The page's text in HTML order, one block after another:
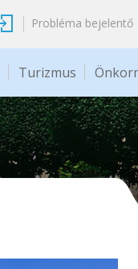
Probléma bejelentő
Turizmus